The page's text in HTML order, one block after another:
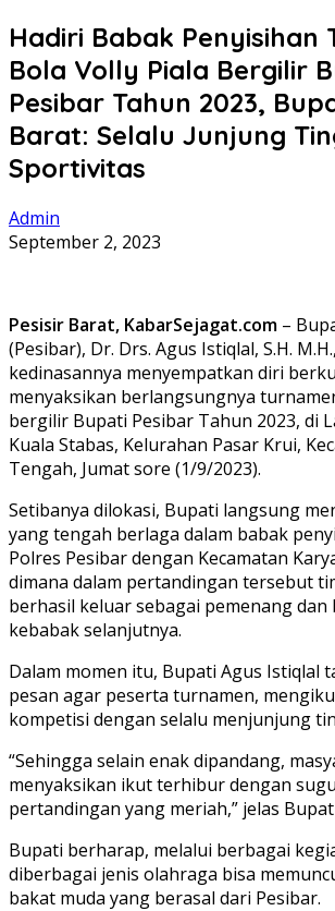
Hadiri Babak Penyisihan
Bola Volly Piala Bergilir
Pesibar Tahun 2023,
Barat: Selalu Junjung
Sportivitas
Admin
September 2, 2023
Pesisir Barat, KabarSejagat.com –
(Pesibar), Dr. Drs. Agus Istiqlal, S.H.
kedinasannya menyempatkan diri
menyaksikan berlangsungnya
bergilir Bupati Pesibar Tahun 2023, di
Kuala Stabas, Kelurahan Pasar Krui,
Tengah, Jumat sore (1/9/2023).
Setibanya dilokasi, Bupati langsung
yang tengah berlaga dalam babak
Polres Pesibar dengan Kecamatan
dimana dalam pertandingan tersebut
berhasil keluar sebagai pemenang dan
kebabak selanjutnya.
Dalam momen itu, Bupati Agus Istiqlal
pesan agar peserta turnamen,
kompetisi dengan selalu menjunjung
“Sehingga selain enak dipandang,
menyaksikan ikut terhibur dengan
pertandingan yang meriah,” jelas
Bupati berharap, melalui berbagai
diberbagai jenis olahraga bisa
bakat muda yang berasal dari Pesibar.